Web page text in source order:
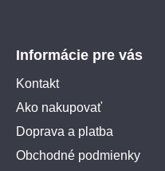
Informácie pre vás
Kontakt
Ako nakupovať
Doprava a platba
Obchodné podmienky